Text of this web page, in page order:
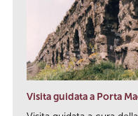
Visita guidata a Porta